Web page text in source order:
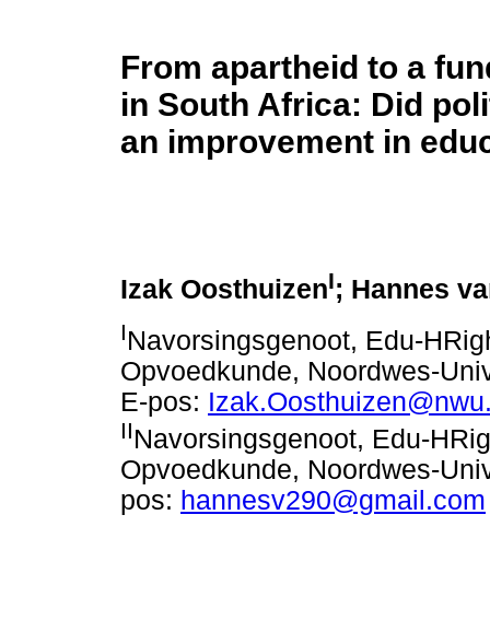
From apartheid to a
in South Africa: Did
an improvement in
Izak OosthuizenI; Hannes
INavorsingsgenoot, Edu-
Opvoedkunde, Noordwes-
E-pos:
IINavorsingsgenoot, Edu-
Opvoedkunde, Noordwes-
pos: hannesv290@gmail.com